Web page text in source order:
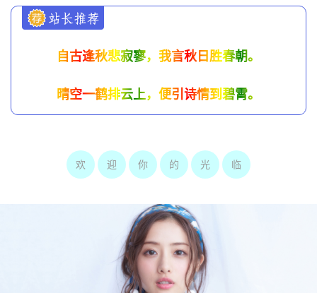
自古逢秋悲寂寥，我言秋日胜春朝。
晴空一鹤排云上，便引诗情到碧霄。
欢 迎 你 的 光 临